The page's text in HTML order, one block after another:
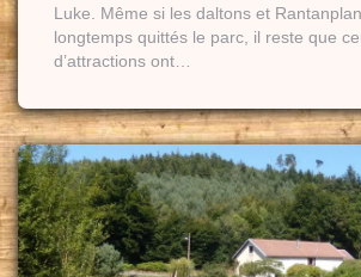
Luke. Même si les daltons et
longtemps quittés le parc, il reste que
d’attractions ont…